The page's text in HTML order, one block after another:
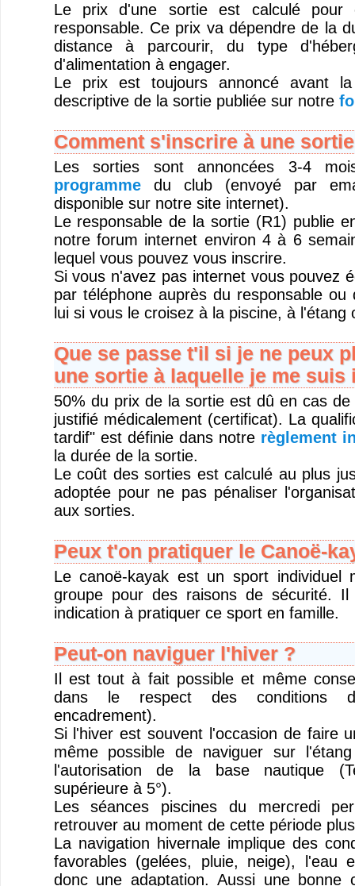
Le prix d'une sortie est calculé pour
responsable. Ce prix va dépendre de la
distance à parcourir, du type
d'alimentation à engager.
Le prix est toujours annoncé avant
descriptive de la sortie publiée sur notre
Comment s'inscrire à une
Les sorties sont annoncées 3-4
programmedu club (envoyé par
disponible sur notre site internet).
Le responsable de la sortie (R1) publie
notre forum internet environ 4 à 6
lequel vous pouvez vous inscrire.
Si vous n'avez pas internet vous pouvez
par téléphone auprès du responsable ou
lui si vous le croisez à la piscine, à l'étang
Que se passe t'il si je ne peux
une sortie à laquelle je me suis
50% du prix de la sortie est dû en cas
justifié médicalement (certificat). La
tardif" est définie dans notre règlement
la durée de la sortie.
Le coût des sorties est calculé au plus
adoptée pour ne pas pénaliser
aux sorties.
Peux t'on pratiquer le Canoë-
Le canoë-kayak est un sport individuel
groupe pour des raisons de sécurité.
indication à pratiquer ce sport en famille.
Peut-on naviguer l'hiver ?
Il est tout à fait possible et même
dans le respect des conditions
encadrement).
Si l'hiver est souvent l'occasion de faire
même possible de naviguer sur
l'autorisation de la base nautique
supérieure à 5°).
Les séances piscines du mercredi
retrouver au moment de cette période
La navigation hivernale implique des
favorables (gelées, pluie, neige), l'eau
donc une adaptation. Aussi une bonne